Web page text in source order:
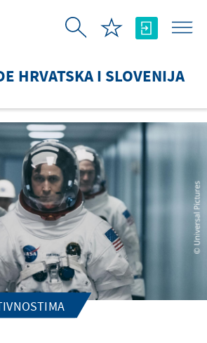
HRVATSKA I SLOVENIJA